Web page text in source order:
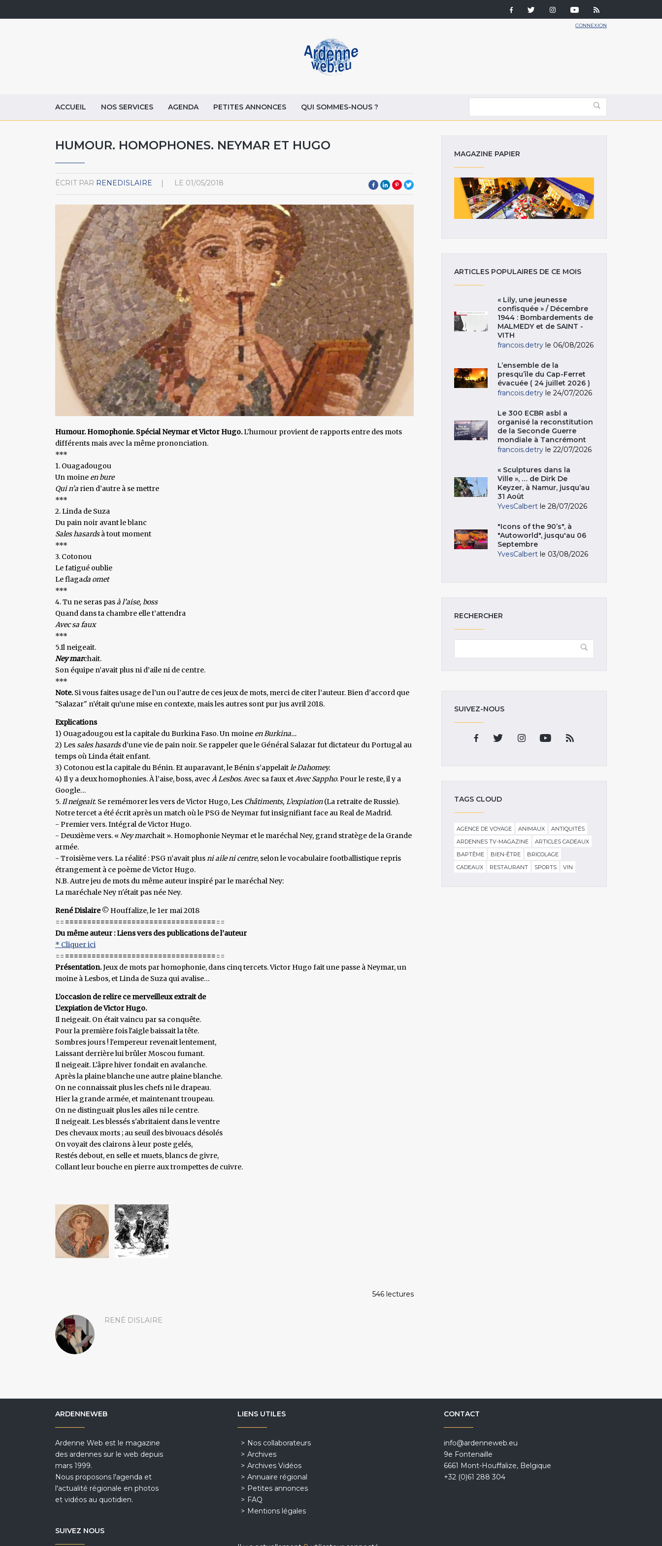
CONNEXION
ACCUEIL NOS SERVICES AGENDA PETITES ANNONCES QUI SOMMES-NOUS ?
HUMOUR. HOMOPHONES. NEYMAR ET HUGO
ÉCRIT PAR RENEDISLAIRE LE 01/05/2018
Humour. Homophonie. Spécial Neymar et Victor Hugo.L’humour provient de rapports entre des mots
différents mais avec la même prononciation.
***
1. Ouagadougou
Un moine en bure
Qui n’a rien d’autre à se mettre
***
2. Linda de Suza
Du pain noir avant le blanc
Sales hasardsà tout moment
***
3. Cotonou
Le fatigué oublie
Le flagada omet
***
4. Tu ne seras pasà l’aise, boss
Quand dans ta chambre elle t’attendra
Avec sa faux
***
5.Il neigeait.
Ney marchait.
Son équipe n’avait plus ni d’aile ni de centre.
***
Note.Si vous faites usage de l’un ou l’autre de ces jeux de mots, merci de citer l’auteur. Bien d’accord que
"Salazar" n’était qu’une mise en contexte, mais les autres sont pur jus avril 2018.
Explications
1) Ouagadougou est la capitale du Burkina Faso. Un moine en Burkina…
2) Lessales hasardsd’une vie de pain noir. Se rappeler que le Général Salazar fut dictateur du Portugal au
temps où Linda était enfant.
3) Cotonou est la capitale du Bénin. Et auparavant, le Bénin s’appelaitle Dahomey.
4) Il y a deux homophonies. À l’aise, boss, avec À Lesbos. Avec sa faux etAvec Sappho. Pour le reste, il y a
Google…
5.Il neigeait. Se remémorer les vers de Victor Hugo, Les Châtiments, L’expiation(La retraite de Russie).
Notre tercet a été écrit après un match où le PSG de Neymar fut insignifiant face au Real de Madrid.
- Premier vers. Intégral de Victor Hugo.
- Deuxième vers. «Ney marchait ». Homophonie Neymar et le maréchal Ney, grand stratège de la Grande
armée.
- Troisième vers. La réalité : PSG n’avait plusni aile ni centre, selon le vocabulaire footballistique repris
étrangement à ce poème de Victor Hugo.
N.B. Autre jeu de mots du même auteur inspiré par le maréchal Ney:
La maréchale Ney n'était pas née Ney.
René Dislaire© Houffalize, le 1er mai 2018
== ====================================
Du même auteur : Liens vers des publications de l’auteur
* Cliquer ici
== ====================================
Présentation.Jeux de mots par homophonie, dans cinq tercets. Victor Hugo fait une passe à Neymar, un
moine à Lesbos, et Linda de Suza qui avalise…
L’occasion de relire ce merveilleux extrait de
L’expiation de Victor Hugo.
Il neigeait. On était vaincu par sa conquête.
Pour la première fois l'aigle baissait la tête.
Sombres jours ! l'empereur revenait lentement,
Laissant derrière lui brûler Moscou fumant.
Il neigeait. L'âpre hiver fondait en avalanche.
Après la plaine blanche une autre plaine blanche.
On ne connaissait plus les chefs ni le drapeau.
Hier la grande armée, et maintenant troupeau.
On ne distinguait plus les ailes ni le centre.
Il neigeait. Les blessés s'abritaient dans le ventre
Des chevaux morts ; au seuil des bivouacs désolés
On voyait des clairons à leur poste gelés,
Restés debout, en selle et muets, blancs de givre,
Collant leur bouche en pierre aux trompettes de cuivre.
546 lectures
RENÉ DISLAIRE
MAGAZINE PAPIER
ARTICLES POPULAIRES DE CE MOIS
« Lily, une jeunesse
confisquée » / Décembre
1944 : Bombardements de
MALMEDY et de SAINT -
VITH
francois.detry le 06/08/2026
L’ensemble de la
presqu’île du Cap-Ferret
évacuée ( 24 juillet 2026 )
francois.detry le 24/07/2026
Le 300 ECBR asbl a
organisé la reconstitution
de la Seconde Guerre
mondiale à Tancrémont
francois.detry le 22/07/2026
« Sculptures dans la
Ville », … de Dirk De
Keyzer, à Namur, jusqu’au
31 Août
YvesCalbert le 28/07/2026
"Icons of the 90’s", à
"Autoworld", jusqu'au 06
Septembre
YvesCalbert le 03/08/2026
RECHERCHER
SUIVEZ-NOUS
TAGS CLOUD
AGENCE DE VOYAGE ANIMAUX
ANTIQUITÉS
ARDENNES TV-MAGAZINE
ARTICLES CADEAUX
BAPTÊME
BIEN-ÊTRE
BRICOLAGE
CADEAUX
RESTAURANT SPORTS VIN
ARDENNEWEB
Ardenne Web est le magazine
des ardennes sur le web depuis
mars 1999.
Nous proposons l'agenda et
l'actualité régionale en photos
et vidéos au quotidien.
SUIVEZ NOUS
LIENS UTILES
Nos collaborateurs
Archives
Archives Vidéos
Annuaire régional
Petites annonces
FAQ
Mentions légales
CONTACT
info@ardenneweb.eu
9e Fontenaille
6661 Mont-Houffalize, Belgique
+32 (0)61 288 304